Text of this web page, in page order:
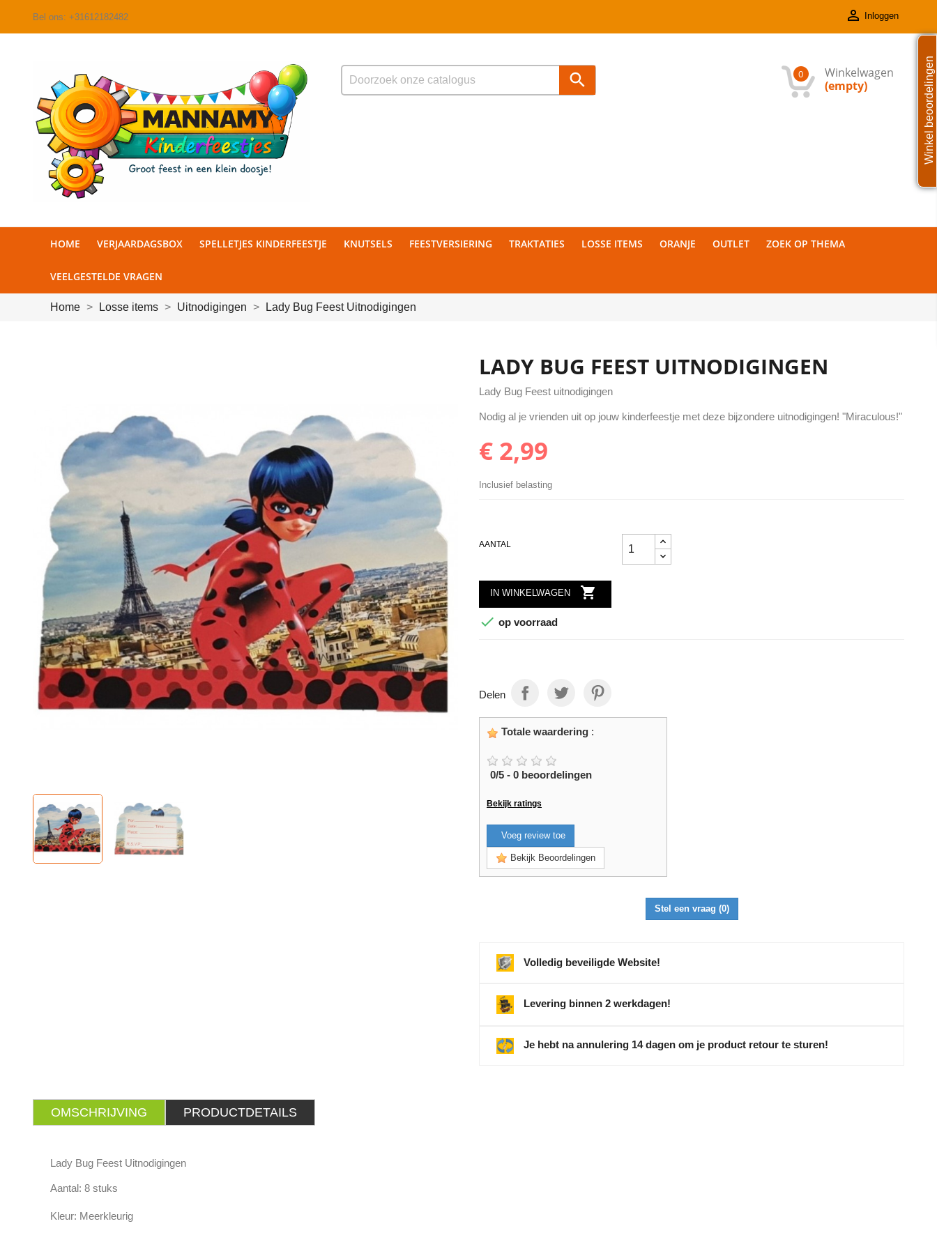
Bel ons: +31612182482  Inloggen
 Winkelwagen
0
(empty)
HOME VERJAARDAGSBOX SPELLETJES KINDERFEESTJE KNUTSELS FEESTVERSIERING TRAKTATIES LOSSE ITEMS ORANJE OUTLET ZOEK OP THEMA
VEELGESTELDE VRAGEN
Home Losse items Uitnodigingen Lady Bug Feest Uitnodigingen
LADY BUG FEEST UITNODIGINGEN
Lady Bug Feest uitnodigingen
Nodig al je vrienden uit op jouw kinderfeestje met deze bijzondere uitnodigingen! "Miraculous!"
€ 2,99
Inclusief belasting
AANTAL
IN WINKELWAGEN

 op voorraad
Delen
Totale waardering :
0/5 - 0 beoordelingen
Bekijk ratings
Voeg review toe
Bekijk Beoordelingen
Stel een vraag (0)
Volledig beveiligde Website!
Levering binnen 2 werkdagen!
Je hebt na annulering 14 dagen om je product retour te sturen!
OMSCHRIJVING PRODUCTDETAILS
Lady Bug Feest Uitnodigingen
Aantal: 8 stuks
Kleur: Meerkleurig
Winkel beoordelingen